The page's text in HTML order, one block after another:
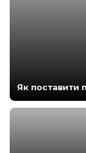
Як поставити